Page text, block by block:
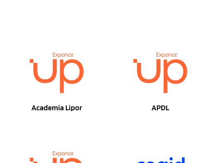
Academia Lipor APDL